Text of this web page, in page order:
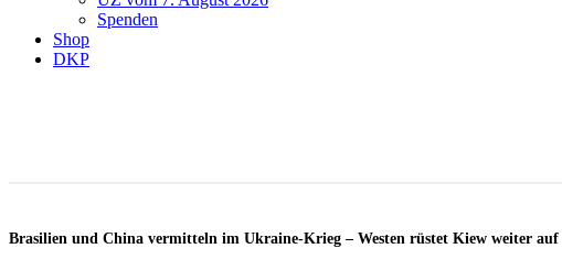
Spenden
Shop
DKP
Brasilien und China vermitteln im Ukraine-Krieg – Westen rüstet Kiew weiter auf